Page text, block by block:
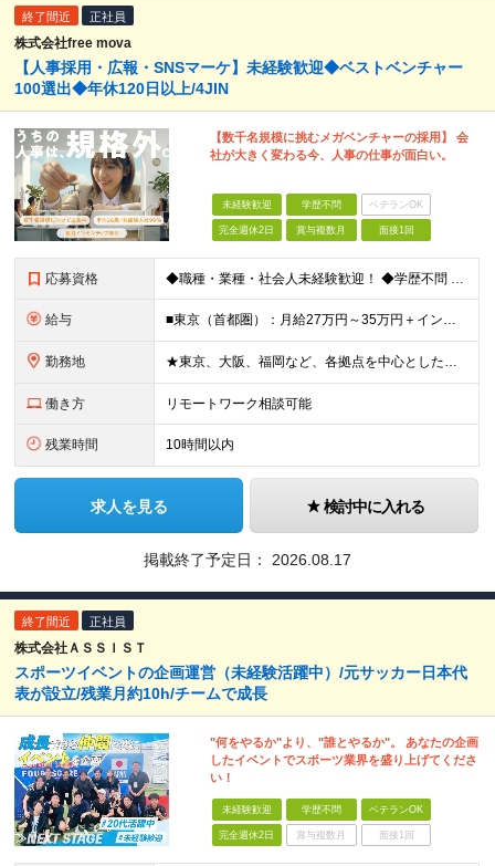
終了間近 正社員
株式会社free mova
【人事採用・広報・SNSマーケ】未経験歓迎◆ベストベンチャー
100選出◆年休120日以上/4JIN
【数千名規模に挑むメガベンチャーの採用】 会
社が大きく変わる今、人事の仕事が面白い。
未経験歓迎 学歴不問 ベテランOK
完全週休2日 賞与複数月 面接1回
応募資格 ◆職種・業種・社会人未経験歓迎！ ◆学歴不問 ◆34歳以下の方 ※若年層の長期キャリア形成のため ◎メンバーの99％が未経験入社 ◎人柄・ポテンシャル重視採用 ◎早期から活躍したい方大歓迎 経験や
給与 ■東京（首都圏）：月給27万円～35万円＋インセンティブ ■大阪：月給25万円～35万円＋インセンティブ ■その他地方：月給23万円～35万円＋インセンティブ ※上記の額には下記の固定残業代を含みま
勤務地 ★東京、大阪、福岡など、各拠点を中心とした全国採用 ★仙台、名古屋で積極採用中 ★希望に沿わない転勤なし ★U・Iターン歓迎 ■東京本社 東京都渋谷区道玄坂2-25-12 道玄坂通3階3-1a ■
働き方 リモートワーク相談可能
残業時間 10時間以内
求人を見る 検討中に入れる
掲載終了予定日： 2026.08.17
終了間近 正社員
株式会社ＡＳＳＩＳＴ
スポーツイベントの企画運営（未経験活躍中）/元サッカー日本代
表が設立/残業月約10h/チームで成長
"何をやるか"より、"誰とやるか"。 あなたの企画
したイベントでスポーツ業界を盛り上げてくださ
い！
未経験歓迎 学歴不問 ベテランOK
完全週休2日 賞与複数月 面接1回